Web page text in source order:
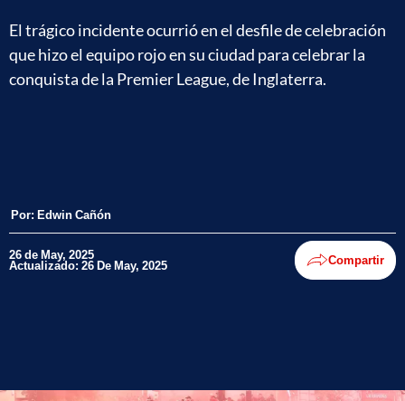
El trágico incidente ocurrió en el desfile de celebración
que hizo el equipo rojo en su ciudad para celebrar la
conquista de la Premier League, de Inglaterra.
Por: Edwin Cañón
26 de May, 2025
Actualizado: 26 De May, 2025 Compartir